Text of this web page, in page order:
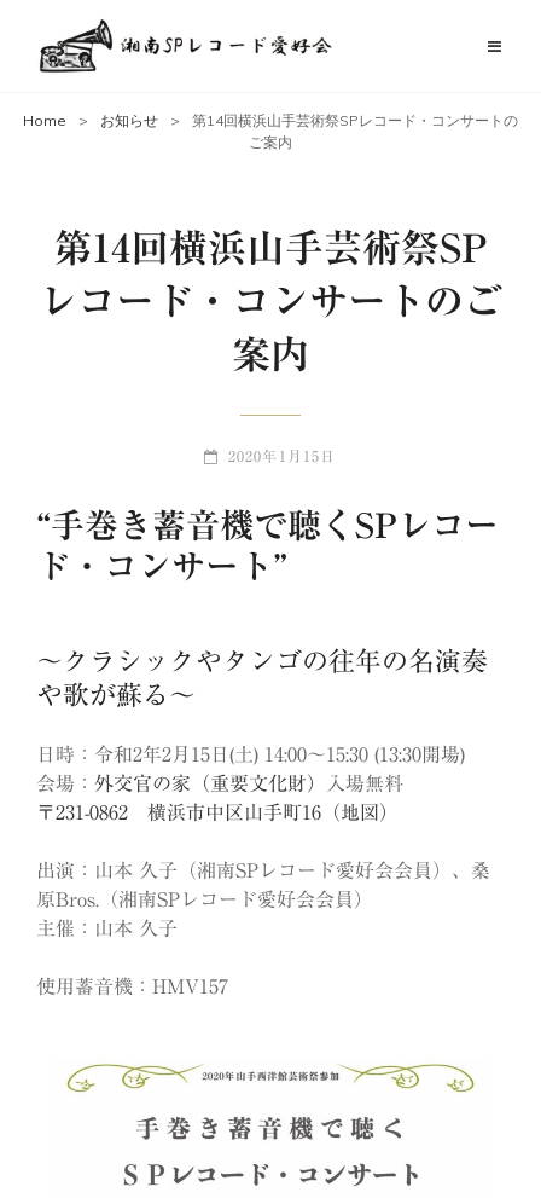
Home > お知らせ >
第14回横浜山手芸術祭SPレコード・コンサートの
ご案内
第14回横浜山手芸術祭SP
レコード・コンサートのご
案内
POSTED-
2020年1月15日
“手巻き蓄音機で聴くSPレコー
ド・コンサート”
〜クラシックやタンゴの往年の名演奏
や歌が蘇る〜
日時：令和2年2月15日(土) 14:00〜15:30 (13:30開場)
会場： 外交官の家（重要文化財）
入場無料
〒231-0862 横浜市中区山手町16（地図）
出演：山本 久子（湘南SPレコード愛好会会員）、桑
原Bros.（湘南SPレコード愛好会会員）
主催：山本 久子
使用蓄音機：HMV157